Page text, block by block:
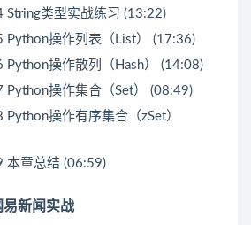
String类型实战练习 (13:22)
Python操作列表（List） (17:36)
Python操作散列（Hash） (14:08)
Python操作集合（Set） (08:49)
Python操作有序集合（zSet）
本章总结 (06:59)
易新闻实战